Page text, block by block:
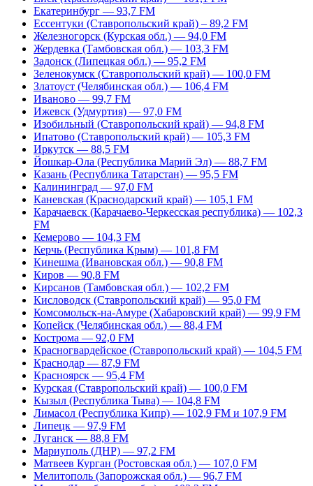
Екатеринбург — 93,7 FM
Ессентуки (Ставропольский край) – 89,2 FM
Железногорск (Курская обл.) — 94,0 FM
Жердевка (Тамбовская обл.) — 103,3 FM
Задонск (Липецкая обл.) — 95,2 FM
Зеленокумск (Ставропольский край) — 100,0 FM
Златоуст (Челябинская обл.) — 106,4 FM
Иваново — 99,7 FM
Ижевск (Удмуртия) — 97,0 FM
Изобильный (Ставропольский край) — 94,8 FM
Ипатово (Ставропольский край) — 105,3 FM
Иркутск — 88,5 FM
Йошкар-Ола (Республика Марий Эл) — 88,7 FM
Казань (Республика Татарстан) — 95,5 FM
Калининград — 97,0 FM
Каневская (Краснодарский край) — 105,1 FM
Карачаевск (Карачаево-Черкесская республика) — 102,3
FM
Кемерово — 104,3 FM
Керчь (Республика Крым) — 101,8 FM
Кинешма (Ивановская обл.) — 90,8 FM
Киров — 90,8 FM
Кирсанов (Тамбовская обл.) — 102,2 FM
Кисловодск (Ставропольский край) — 95,0 FM
Комсомольск-на-Амуре (Хабаровский край) — 99,9 FM
Копейск (Челябинская обл.) — 88,4 FM
Кострома — 92,0 FM
Красногвардейское (Ставропольский край) — 104,5 FM
Краснодар — 87,9 FM
Красноярск — 95,4 FM
Курская (Ставропольский край) — 100,0 FM
Кызыл (Республика Тыва) — 104,8 FM
Лимасол (Республика Кипр) — 102,9 FM и 107,9 FM
Липецк — 97,9 FM
Луганск — 88,8 FM
Мариуполь (ДНР) — 97,2 FM
Матвеев Курган (Ростовская обл.) — 107,0 FM
Мелитополь (Запорожская обл.) — 96,7 FM